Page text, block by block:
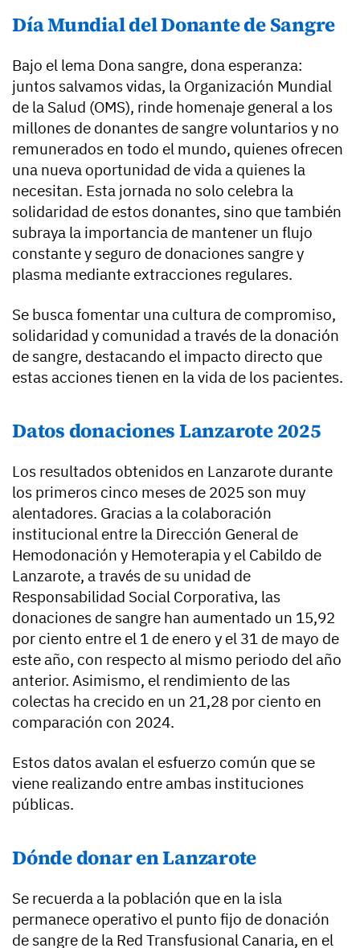
Día Mundial del Donante de Sangre
Bajo el lema Dona sangre, dona esperanza:
juntos salvamos vidas, la Organización Mundial
de la Salud (OMS), rinde homenaje general a los
millones de donantes de sangre voluntarios y no
remunerados en todo el mundo, quienes ofrecen
una nueva oportunidad de vida a quienes la
necesitan. Esta jornada no solo celebra la
solidaridad de estos donantes, sino que también
subraya la importancia de mantener un flujo
constante y seguro de donaciones sangre y
plasma mediante extracciones regulares.
Se busca fomentar una cultura de compromiso,
solidaridad y comunidad a través de la donación
de sangre, destacando el impacto directo que
estas acciones tienen en la vida de los pacientes.
Datos donaciones Lanzarote 2025
Los resultados obtenidos en Lanzarote durante
los primeros cinco meses de 2025 son muy
alentadores. Gracias a la colaboración
institucional entre la Dirección General de
Hemodonación y Hemoterapia y el Cabildo de
Lanzarote, a través de su unidad de
Responsabilidad Social Corporativa, las
donaciones de sangre han aumentado un 15,92
por ciento entre el 1 de enero y el 31 de mayo de
este año, con respecto al mismo periodo del año
anterior. Asimismo, el rendimiento de las
colectas ha crecido en un 21,28 por ciento en
comparación con 2024.
Estos datos avalan el esfuerzo común que se
viene realizando entre ambas instituciones
públicas.
Dónde donar en Lanzarote
Se recuerda a la población que en la isla
permanece operativo el punto fijo de donación
de sangre de la Red Transfusional Canaria, en el